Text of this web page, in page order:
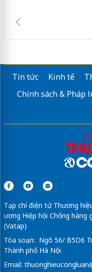
Tin tức Kinh tế
Chính sách & Pháp
Tạp chí điện tử Thương
ương Hiệp hội Chống hàng
(Vatap)
Tòa soạn: Ngõ 56/ B5D6
Thành phố Hà Nội
Email: